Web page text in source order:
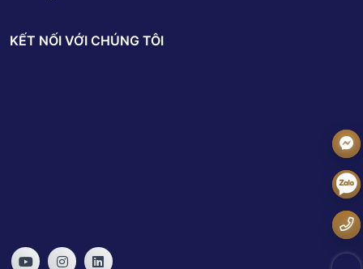
KẾT NỐI VỚI CHÚNG TÔI